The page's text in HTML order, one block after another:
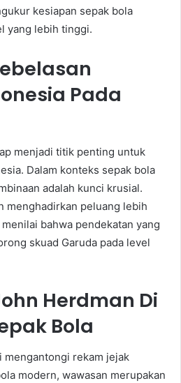
kesiapan sepak bola
yang lebih tinggi.
Pada
menjadi titik penting untuk
Dalam konteks sepak bola
adalah kunci krusial.
menghadirkan peluang lebih
bahwa pendekatan yang
skuad Garuda pada level
Herdman Di
Bola
mengantongi rekam jejak
modern, wawasan merupakan